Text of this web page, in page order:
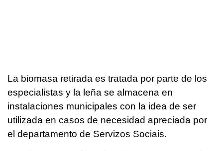
La biomasa retirada es tratada por parte de los
especialistas y la leña se almacena en
instalaciones municipales con la idea de ser
utilizada en casos de necesidad apreciada por
el departamento de Servizos Sociais.